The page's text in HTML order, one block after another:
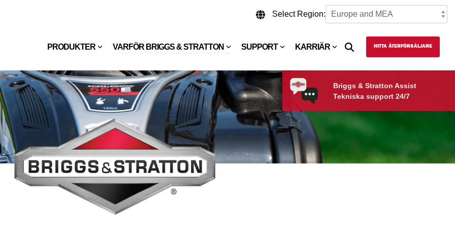
Select Region:
PRODUKTER VARFÖR BRIGGS & STRATTON SUPPORT KARRIÄR HITTA ÅTERFÖRSÄLJARE
Briggs & Stratton Assist
Tekniska support 24/7